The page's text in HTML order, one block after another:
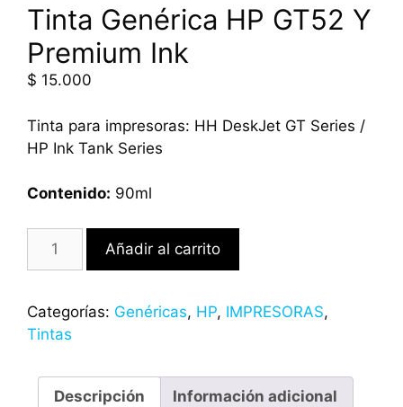
Tinta Genérica HP GT52 Y
Premium Ink
$ 15.000
Tinta para impresoras: HH DeskJet GT Series /
HP Ink Tank Series
Contenido: 90ml
Añadir al carrito
Categorías: Genéricas, HP, IMPRESORAS,
Tintas
Descripción Información adicional